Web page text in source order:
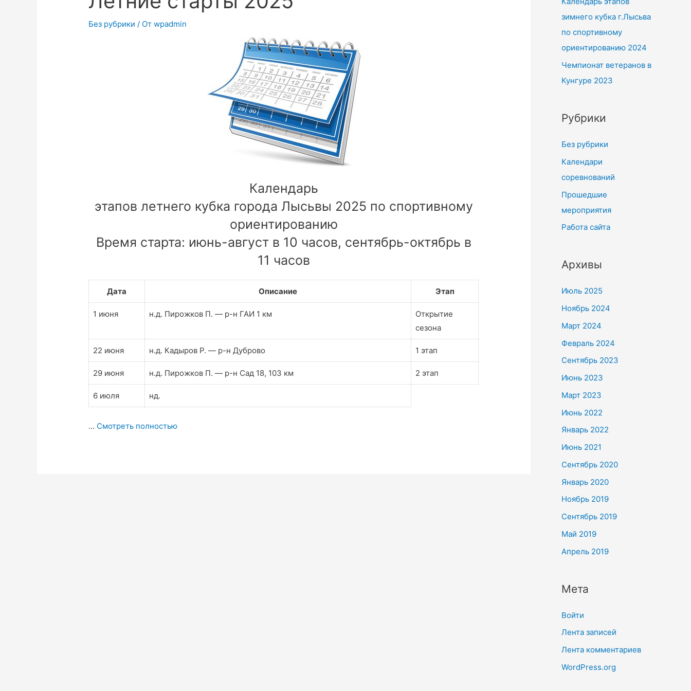
Без рубрики / От wpadmin
Календарь
этапов летнего кубка города Лысьвы 2025 по спортивному
ориентированию
Время старта: июнь-август в 10 часов, сентябрь-октябрь в
11 часов
Дата Описание Этап
1 июня н.д. Пирожков П. — р-н ГАИ 1 км
Открытие
сезона
22 июня н.д. Кадыров Р. — р-н Дуброво 1 этап
29 июня н.д. Пирожков П. — р-н Сад 18, 103 км 2 этап
6 июля нд.
… Смотреть полностью
зимнего кубка г.Лысьва
по спортивному
ориентированию 2024
Чемпионат ветеранов в
Кунгуре 2023
Рубрики
Без рубрики
Календари
соревнований
Прошедшие
мероприятия
Работа сайта
Архивы
Июль 2025
Ноябрь 2024
Март 2024
Февраль 2024
Сентябрь 2023
Июнь 2023
Март 2023
Июнь 2022
Январь 2022
Июнь 2021
Сентябрь 2020
Январь 2020
Ноябрь 2019
Сентябрь 2019
Май 2019
Апрель 2019
Мета
Войти
Лента записей
Лента комментариев
WordPress.org